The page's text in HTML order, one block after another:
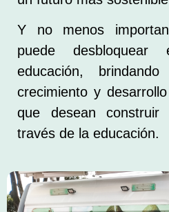
Y no menos
puede
educación,
crecimiento y
que desean
través de la educación.